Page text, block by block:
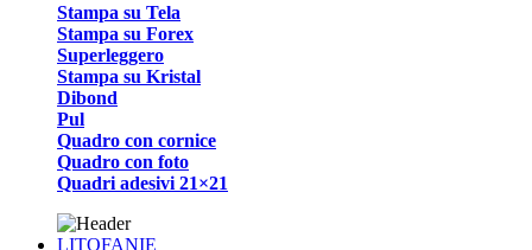
Stampa su Tela
Stampa su Forex
Superleggero
Stampa su Kristal
Dibond
Pul
Quadro con cornice
Quadro con foto
Quadri adesivi 21×21
LITOFANIE